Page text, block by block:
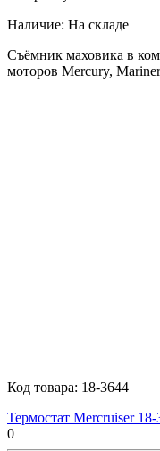
Наличие: На складе
Съёмник маховика в
моторов Mercury,
Код товара: 18-3644
Термостат Mercruiser 18-
0